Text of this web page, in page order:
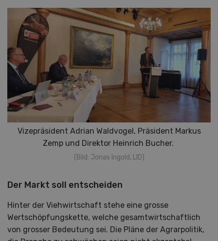
Vizepräsident Adrian Waldvogel, Präsident Markus
Zemp und Direktor Heinrich Bucher.
(Bild: Jonas Ingold, LID)
Der Markt soll entscheiden
Hinter der Viehwirtschaft stehe eine grosse
Wertschöpfungskette, welche gesamtwirtschaftlich
von grosser Bedeutung sei. Die Pläne der Agrarpolitik,